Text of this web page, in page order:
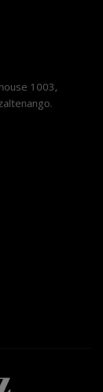
1003,